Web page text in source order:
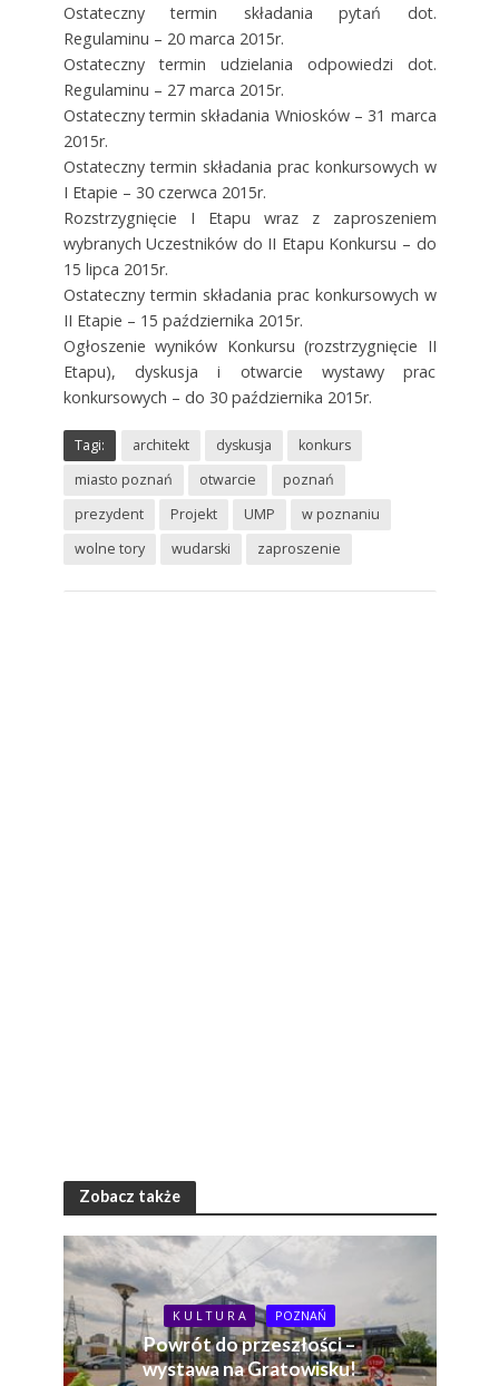
Ostateczny termin składania pytań dot.
Regulaminu – 20 marca 2015r.
Ostateczny termin udzielania odpowiedzi dot.
Regulaminu – 27 marca 2015r.
Ostateczny termin składania Wniosków – 31 marca
2015r.
Ostateczny termin składania prac konkursowych w
I Etapie – 30 czerwca 2015r.
Rozstrzygnięcie I Etapu wraz z zaproszeniem
wybranych Uczestników do II Etapu Konkursu – do
15 lipca 2015r.
Ostateczny termin składania prac konkursowych w
II Etapie – 15 października 2015r.
Ogłoszenie wyników Konkursu (rozstrzygnięcie II
Etapu), dyskusja i otwarcie wystawy prac
konkursowych – do 30 października 2015r.
Tagi: architekt dyskusja
konkurs
miasto poznań
otwarcie
poznań
prezydent
Projekt UMP
w poznaniu
wolne tory
wudarski zaproszenie
Zobacz także
K U L T U R A POZNAŃ
Powrót do przeszłości –
wystawa na Gratowisku!